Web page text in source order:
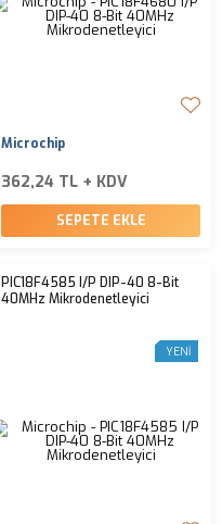
Microchip
362,24 TL + KDV
SEPETE EKLE
PIC18F4585 I/P DIP-40 8-Bit
40MHz Mikrodenetleyici
YENI